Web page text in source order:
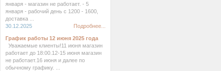
января - магазин не работает. - 5
января - рабочий день с 1200 - 1600,
доставка ...
30.12.2025
Подробнее...
График работы 12 июня 2025 года
Уважаемые клиенты!11 июня магазин
работает до 18:00.12-15 июня магазин
не работает.16 июня и далее по
обычному графику. ...